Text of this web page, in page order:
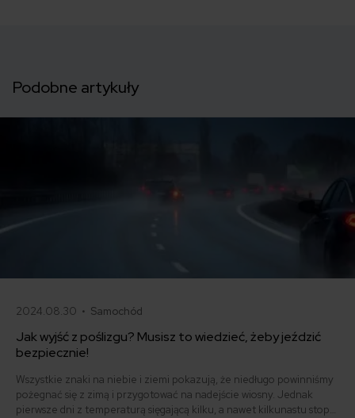
Podobne artykuły
2024.08.30 • Samochód
Jak wyjść z poślizgu? Musisz to wiedzieć, żeby jeździć
bezpiecznie!
Wszystkie znaki na niebie i ziemi pokazują, że niedługo powinniśmy
pożegnać się z zimą i przygotować na nadejście wiosny. Jednak
pierwsze dni z temperaturą sięgającą kilku, a nawet kilkunastu stopni